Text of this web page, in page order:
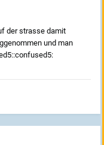
der strasse damit
und man